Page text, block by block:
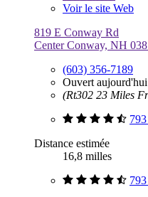
Voir le site Web
819 E Conway Rd
Center Conway, NH
(603) 356-7189
Ouvert
(Rt302 23 Miles
Distance estimée
16,8 milles